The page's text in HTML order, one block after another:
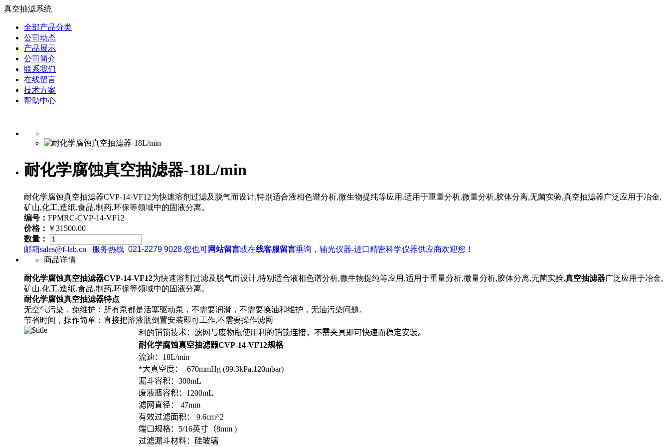
真空抽滤系统
全部产品分类
公司动态
产品展示
公司简介
联系我们
在线留言
技术方案
帮助中心
耐化学腐蚀真空抽滤器-18L/min
耐化学腐蚀真空抽滤器CVP-14-VF12为快速溶剂过滤及脱气而设计,特别适合液相色谱分析,微生物提纯等应用.适用于重量分析,微量分析,胶体分离,无菌实验,真空抽滤器广泛应用于冶金,
矿山,化工,造纸,食品,制药,环保等领域中的固液分离。
编号： FPMRC-CVP-14-VF12
价格： ￥31500.00
数量：
邮箱sales@f-lab.cn
服务热线 021-2279 9028 您也可网站留言或在线客服留言垂询，辅光仪器-进口精密科学仪器供应商欢迎您！
商品详情
耐化学腐蚀真空抽滤器CVP-14-VF12为快速溶剂过滤及脱气而设计,特别适合液相色谱分析,微生物提纯等应用.适用于重量分析,微量分析,胶体分离,无菌实验,真空抽滤器广泛应用于冶金,
矿山,化工,造纸,食品,制药,环保等领域中的固液分离。
耐化学腐蚀真空抽滤器特点
无空气污染，免维护：所有泵都是活塞驱动泵，不需要润滑，不需要换油和维护，无油污染问题。
节省时间，操作简单：直接把溶液瓶倒置安装即可工作,不需要操作滤网
利的销锁技术：滤网与废物瓶使用利的销锁连接，不需夹具即可快速而稳定安装。
耐化学腐蚀真空抽滤器CVP-14-VF12规格
流速：18L/min
*大真空度： -670mmHg (89.3kPa,120mbar)
漏斗容积：300mL
废液瓶容积：1200mL
滤网直径： 47mm
有效过滤面积： 9.6cm^2
端口规格：5/16英寸（8mm )
过滤漏斗材料：硅玻璃